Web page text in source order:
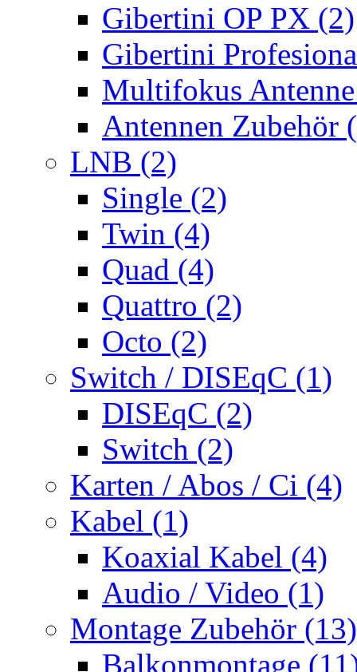
Gibertini OP PX (2)
Gibertini
Multifokus
Antennen Zubehör
LNB (2)
Single (2)
Twin (4)
Quad (4)
Quattro (2)
Octo (2)
Switch / DISEqC (1)
DISEqC (2)
Switch (2)
Karten / Abos / Ci (4)
Kabel (1)
Koaxial Kabel (4)
Audio / Video (1)
Montage Zubehör (13)
Balkonmontage